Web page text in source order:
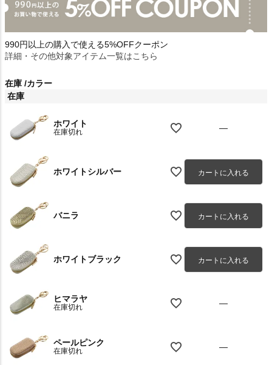
990円以上の購入で使える5%OFFクーポン
詳細・その他対象アイテム一覧はこちら
在庫 カラー
在庫
ホワイト
在庫切れ —
ホワイトシルバー カートに入れる
バニラ カートに入れる
ホワイトブラック カートに入れる
ヒマラヤ
在庫切れ —
ペールピンク
在庫切れ —